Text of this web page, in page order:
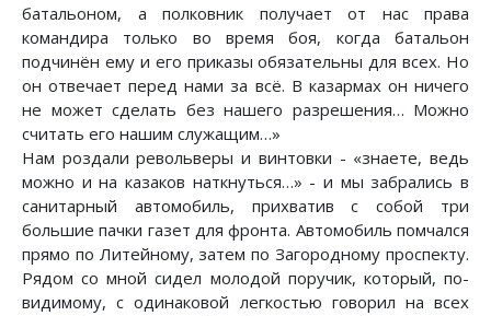
батальоном, а полковник получает от нас права
командира только во время боя, когда батальон
подчинён ему и его приказы обязательны для всех. Но
он отвечает перед нами за всё. В казармах он ничего
не может сделать без нашего разрешения… Можно
считать его нашим служащим…»
Нам роздали револьверы и винтовки - «знаете, ведь
можно и на казаков наткнуться…» - и мы забрались в
санитарный автомобиль, прихватив с собой три
большие пачки газет для фронта. Автомобиль помчался
прямо по Литейному, затем по Загородному проспекту.
Рядом со мной сидел молодой поручик, который, по-
видимому, с одинаковой легкостью говорил на всех